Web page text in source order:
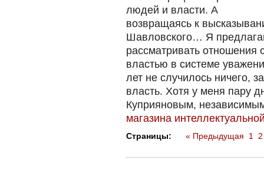
людей и власти. А
возвращаясь к
Шавловского… Я
рассматривать отношения
властью в системе
лет не случилось ничего,
власть. Хотя у меня пару
Куприяновым,
магазина
Страницы: « Предыдущая 1 2